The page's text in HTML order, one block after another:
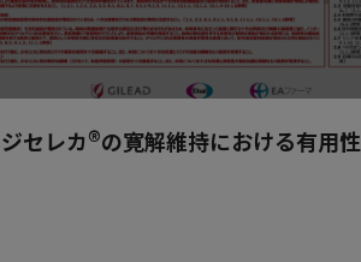
ジセレカ ®の寛解維持における有用性